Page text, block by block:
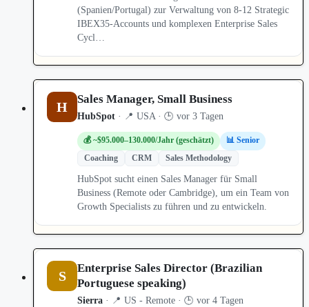
(Spanien/Portugal) zur Verwaltung von 8-12 Strategic
IBEX35-Accounts und komplexen Enterprise Sales
Cycl…
H Sales Manager, Small Business
HubSpot · 📍 USA · 🕒 vor 3 Tagen
💰 ~$95.000–130.000/Jahr (geschätzt)
📊 Senior
Coaching
CRM Sales Methodology
HubSpot sucht einen Sales Manager für Small
Business (Remote oder Cambridge), um ein Team von
Growth Specialists zu führen und zu entwickeln.
S
Enterprise Sales Director (Brazilian
Portuguese speaking)
Sierra · 📍 US - Remote · 🕒 vor 4 Tagen